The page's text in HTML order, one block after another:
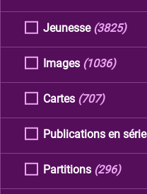
Jeunesse (3825)
Images (1036)
Cartes (707)
Publications en série
Partitions (296)